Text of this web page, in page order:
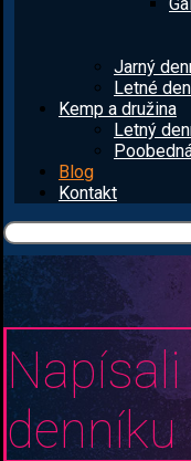
Jarný
Letné
Kemp a družina
Letný
Blog
Kontakt